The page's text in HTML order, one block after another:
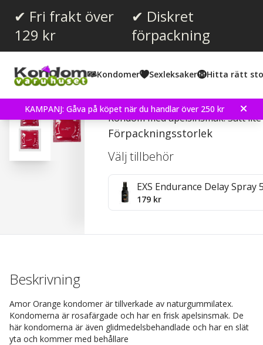
✔ Fri frakt över
129 kr
✔ Diskret
förpackning
Kondomer Sexleksaker Hitta rätt
KAMPANJ: Gåva på köpet när du handlar över 250 kr
Recensioner (2)
Amor Orange -
Kondom med apelsinsmak. Sätt
Förpackningsstorlek
Välj tillbehör
EXS Endurance Delay Spray
179 kr
Beskrivning
Amor Orange kondomer är tillverkade av naturgummilatex.
Kondomerna är rosafärgade och har en frisk apelsinsmak. De
här kondomerna är även glidmedelsbehandlade och har en slät
yta och kommer med behållare